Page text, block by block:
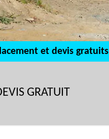
et devis gratuits
GRATUIT